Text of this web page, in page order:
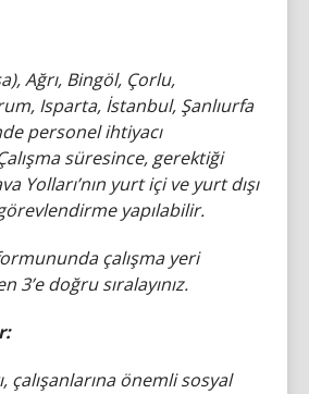
Ağrı, Bingöl, Çorlu,
Isparta, İstanbul, Şanlıurfa
personel ihtiyacı
süresince, gerektiği
Yolları’nın yurt içi ve yurt dışı
yapılabilir.
çalışma yeri
3’e doğru sıralayınız.
çalışanlarına önemli sosyal